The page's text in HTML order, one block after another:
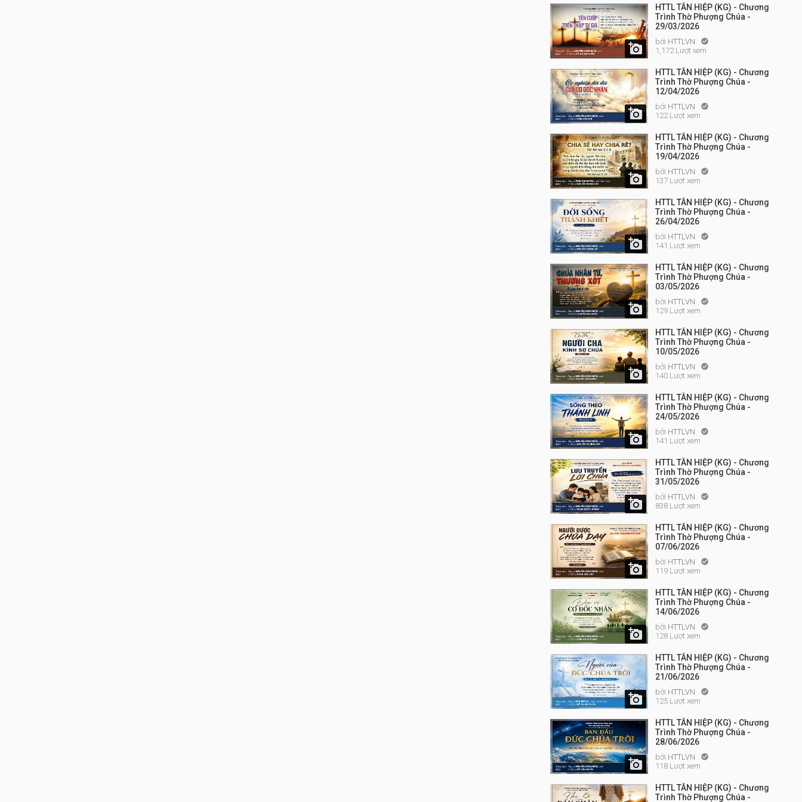

HTTL TÂN HIỆP (KG) - Chương
Trình Thờ Phượng Chúa -
29/03/2026
bởi HTTLVN 
1,172 Lượt xem

HTTL TÂN HIỆP (KG) - Chương
Trình Thờ Phượng Chúa -
12/04/2026
bởi HTTLVN 
122 Lượt xem

HTTL TÂN HIỆP (KG) - Chương
Trình Thờ Phượng Chúa -
19/04/2026
bởi HTTLVN 
137 Lượt xem

HTTL TÂN HIỆP (KG) - Chương
Trình Thờ Phượng Chúa -
26/04/2026
bởi HTTLVN 
141 Lượt xem

HTTL TÂN HIỆP (KG) - Chương
Trình Thờ Phượng Chúa -
03/05/2026
bởi HTTLVN 
129 Lượt xem

HTTL TÂN HIỆP (KG) - Chương
Trình Thờ Phượng Chúa -
10/05/2026
bởi HTTLVN 
140 Lượt xem

HTTL TÂN HIỆP (KG) - Chương
Trình Thờ Phượng Chúa -
24/05/2026
bởi HTTLVN 
141 Lượt xem

HTTL TÂN HIỆP (KG) - Chương
Trình Thờ Phượng Chúa -
31/05/2026
bởi HTTLVN 
838 Lượt xem

HTTL TÂN HIỆP (KG) - Chương
Trình Thờ Phượng Chúa -
07/06/2026
bởi HTTLVN 
119 Lượt xem

HTTL TÂN HIỆP (KG) - Chương
Trình Thờ Phượng Chúa -
14/06/2026
bởi HTTLVN 
128 Lượt xem

HTTL TÂN HIỆP (KG) - Chương
Trình Thờ Phượng Chúa -
21/06/2026
bởi HTTLVN 
125 Lượt xem

HTTL TÂN HIỆP (KG) - Chương
Trình Thờ Phượng Chúa -
28/06/2026
bởi HTTLVN 
118 Lượt xem
HTTL TÂN HIỆP (KG) - Chương
Trình Thờ Phượng Chúa -